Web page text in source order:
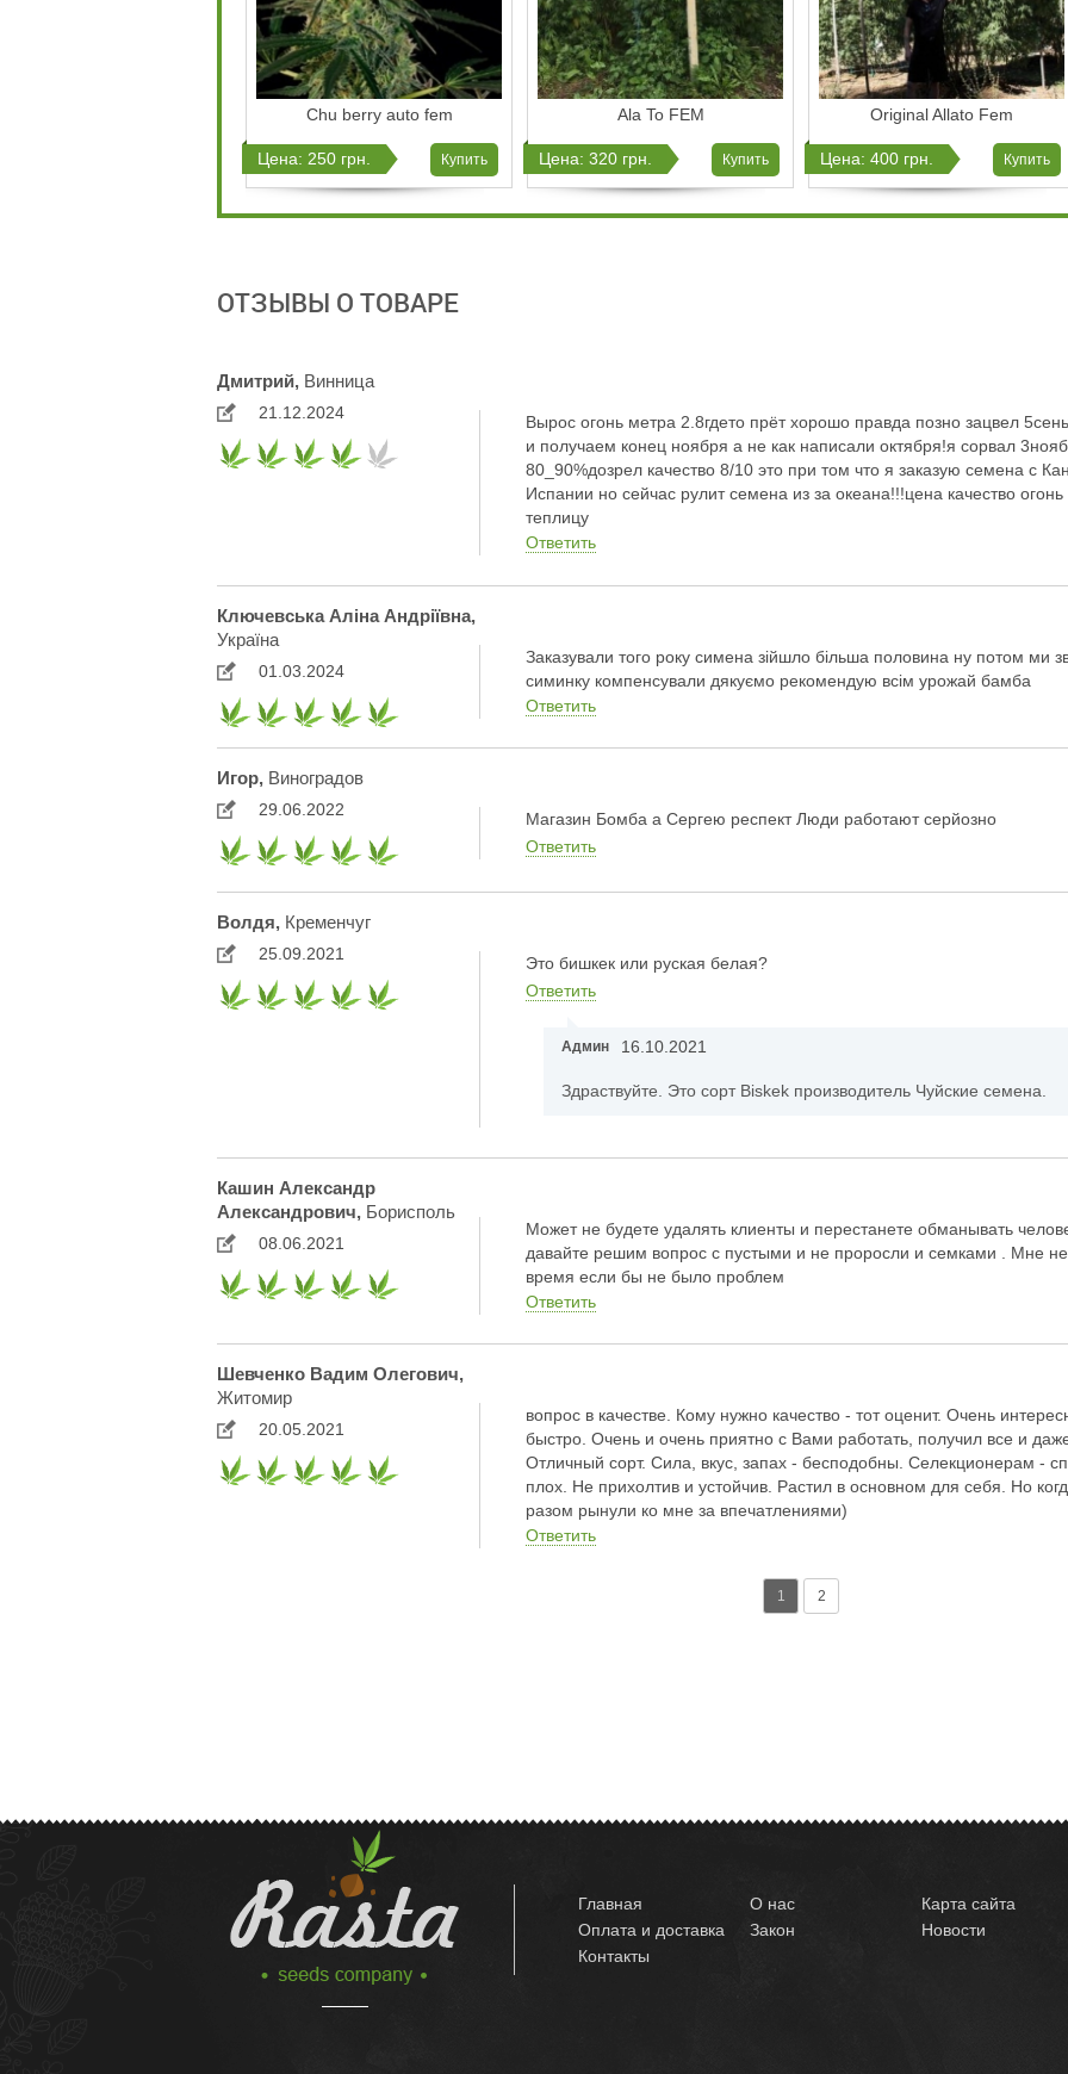
Chu berry auto fem
Цена: 250 грн. Купить
Ala To FEM
Цена: 320 грн. Купить
Original Allato Fem
Цена: 400 грн. Купить
ОТЗЫВЫ О ТОВАРЕ
Дмитрий, Винница
21.12.2024
Вырос огонь метра 2.8гдето прёт хорошо правда позно зацвел
и получаем конец ноября а не как написали октября!я сорвал
80_90%дозрел качество 8/10 это при том что я заказую семена с
Испании но сейчас рулит семена из за океана!!!цена качество
теплицу
Ответить
Ключевська Аліна Андріївна,
Україна
01.03.2024
Заказували того року симена зійшло більша половина ну потом ми
симинку компенсували дякуємо рекомендую всім урожай бамба
Ответить
Игор, Виноградов
29.06.2022
Магазин Бомба а Сергею респект Люди работают серйозно
Ответить
Волдя, Кременчуг
25.09.2021
Это бишкек или руская белая?
Ответить
Админ 16.10.2021
Здраствуйте. Это сорт Biskek производитель Чуйские семена.
Кашин Александр
Александрович, Борисполь
08.06.2021
Может не будете удалять клиенты и перестанете обманывать
давайте решим вопрос с пустыми и не проросли и семками . Мне
время если бы не было проблем
Ответить
Шевченко Вадим Олегович,
Житомир
20.05.2021
вопрос в качестве. Кому нужно качество - тот оценит. Очень
быстро. Очень и очень приятно с Вами работать, получил все и
Отличный сорт. Сила, вкус, запах - бесподобны. Селекционерам -
плох. Не прихолтив и устойчив. Растил в основном для себя. Но
разом рынули ко мне за впечатлениями)
Ответить
1 2
Главная О нас
Карта сайта
Оплата и доставка
Закон
Новости
Контакты